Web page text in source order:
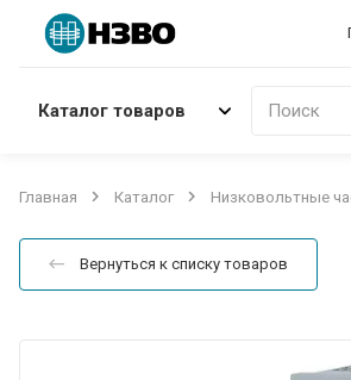
Каталог товаров Поиск
Главная Каталог Низковольтные
Вернуться к списку товаров